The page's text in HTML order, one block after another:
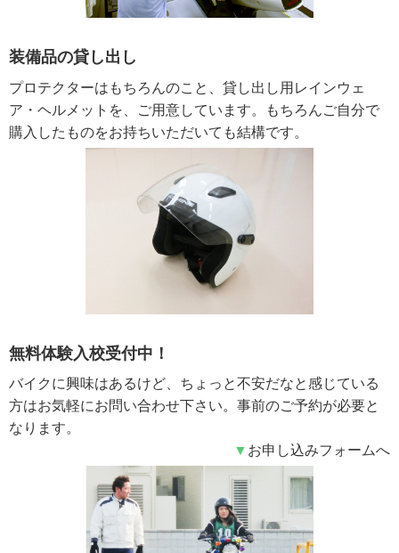
装備品の貸し出し
プロテクターはもちろんのこと、貸し出し用レインウェ
ア・ヘルメットを、ご用意しています。もちろんご自分で
購入したものをお持ちいただいても結構です。
無料体験入校受付中！
バイクに興味はあるけど、ちょっと不安だなと感じている
方はお気軽にお問い合わせ下さい。事前のご予約が必要と
なります。
▼ お申し込みフォームへ